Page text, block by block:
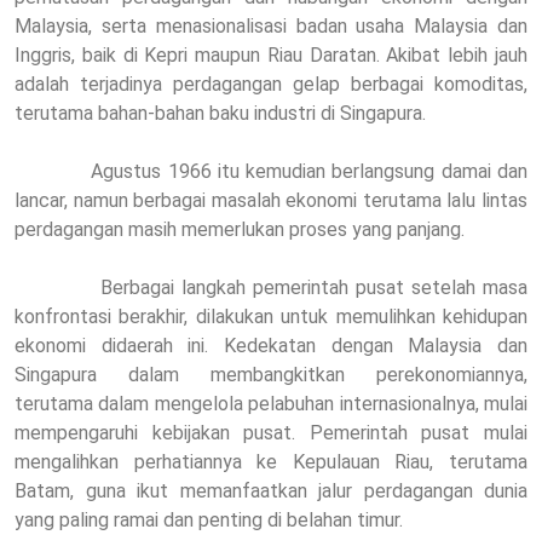
Malaysia, serta menasionalisasi badan usaha Malaysia dan
Inggris, baik di Kepri maupun Riau Daratan. Akibat lebih jauh
adalah terjadinya perdagangan gelap berbagai komoditas,
terutama bahan-bahan baku industri di Singapura.
Agustus 1966 itu kemudian berlangsung damai dan
lancar, namun berbagai masalah ekonomi terutama lalu lintas
perdagangan masih memerlukan proses yang panjang.
Berbagai langkah pemerintah pusat setelah masa
konfrontasi berakhir, dilakukan untuk memulihkan kehidupan
ekonomi didaerah ini. Kedekatan dengan Malaysia dan
Singapura dalam membangkitkan perekonomiannya,
terutama dalam mengelola pelabuhan internasionalnya, mulai
mempengaruhi kebijakan pusat. Pemerintah pusat mulai
mengalihkan perhatiannya ke Kepulauan Riau, terutama
Batam, guna ikut memanfaatkan jalur perdagangan dunia
yang paling ramai dan penting di belahan timur.